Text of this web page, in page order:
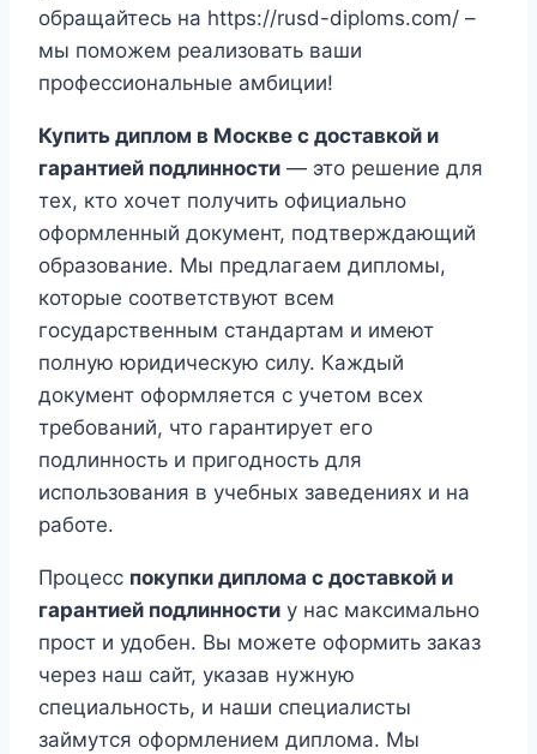
обращайтесь на https://rusd-diploms.com/ –
мы поможем реализовать ваши
профессиональные амбиции!
Купить диплом в Москве с доставкой и
гарантией подлинности — это решение для
тех, кто хочет получить официально
оформленный документ, подтверждающий
образование. Мы предлагаем дипломы,
которые соответствуют всем
государственным стандартам и имеют
полную юридическую силу. Каждый
документ оформляется с учетом всех
требований, что гарантирует его
подлинность и пригодность для
использования в учебных заведениях и на
работе.
Процесс покупки диплома с доставкой и
гарантией подлинности у нас максимально
прост и удобен. Вы можете оформить заказ
через наш сайт, указав нужную
специальность, и наши специалисты
займутся оформлением диплома. Мы